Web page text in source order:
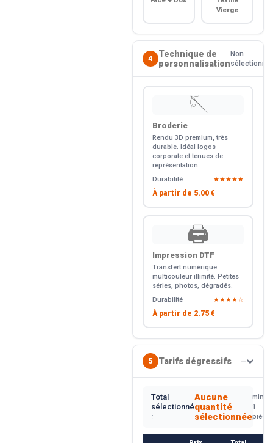
Vierge
4
Technique de
personnalisation
Non
sélectionné
🪡
Broderie
Rendu 3D premium, très
durable. Idéal logos
corporate et tenues de
représentation.
Durabilité
★★★★★
À partir de 5.00 €
🖨️
Impression DTF
Transfert numérique
multicouleur illimité. Petites
séries, photos, dégradés.
Durabilité
★★★★☆
À partir de 2.75 €
5 Tarifs dégressifs —
Total
sélectionné
:
Aucune
quantité
sélectionnée
min.
1
pièce